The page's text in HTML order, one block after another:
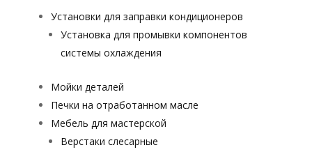
Установки для заправки кондиционеров
Установка для промывки компонентов
системы охлаждения
Мойки деталей
Печки на отработанном масле
Мебель для мастерской
Верстаки слесарные